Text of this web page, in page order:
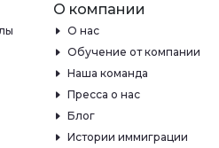
О компании
О нас
Обучение от компании
Наша команда
Пресса о нас
Блог
Истории иммиграции